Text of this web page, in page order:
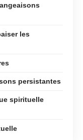
les
persistantes
spirituelle